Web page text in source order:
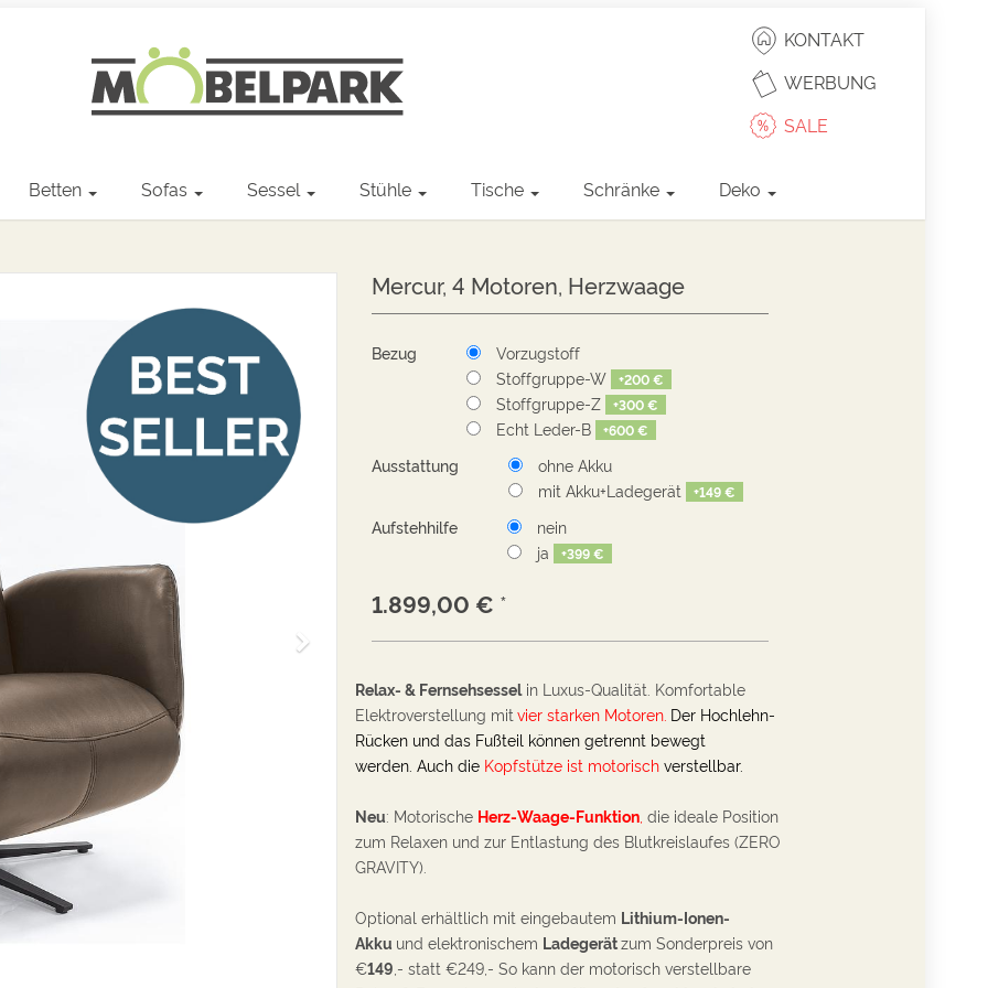
KONTAKT
WERBUNG
SALE
Betten Sofas Sessel Stühle Tische Schränke Deko
W
Mercur, 4 Motoren, Herzwaage
Bezug
Vorzugstoff
Stoffgruppe-W
+200 €
Stoffgruppe-Z +300 €
Echt Leder-B +600 €
Ausstattung
ohne Akku
mit Akku+Ladegerät
+149 €
Aufstehhilfe
nein
ja
+399 €
1.899,00 € *
Relax- & Fernsehsessel in Luxus-Qualität. Komfortable
Elektroverstellung mit vier starken Motoren. Der Hochlehn-
Rücken und das Fußteil können getrennt bewegt
werden. Auch die Kopfstütze ist motorischverstellbar.
Neu: Motorische Herz-Waage-Funktion, die ideale Position
zum Relaxen und zur Entlastung des Blutkreislaufes (ZERO
GRAVITY).
Optional erhältlich mit eingebautem Lithium-Ionen-
Akku und elektronischem Ladegerätzum Sonderpreis von
€149 ,- statt €249,- So kann der motorisch verstellbare